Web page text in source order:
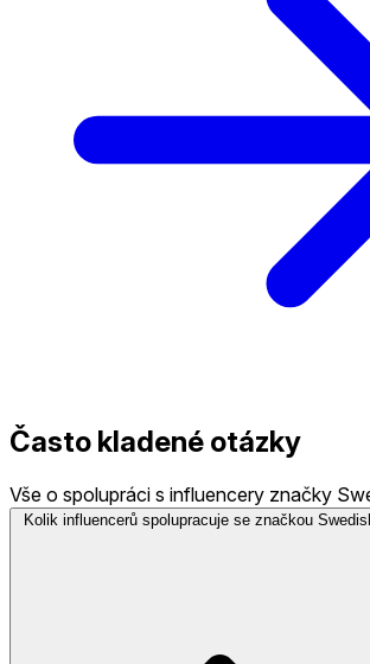
Často kladené otázky
Vše o spolupráci s influencery značky
Kolik influencerů spolupracuje se značkou